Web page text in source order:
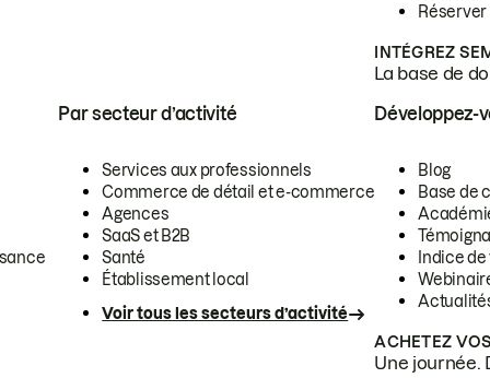
INTÉGREZ
La base de
Par secteur d’activité
Services aux professionnels
Commerce de détail et e-commerce
Agences
SaaS et B2B
Santé
Établissement local
Voir tous les secteurs d’activité
Développez-
Blog
Base de
Indice
ACHETEZ
Une journée.